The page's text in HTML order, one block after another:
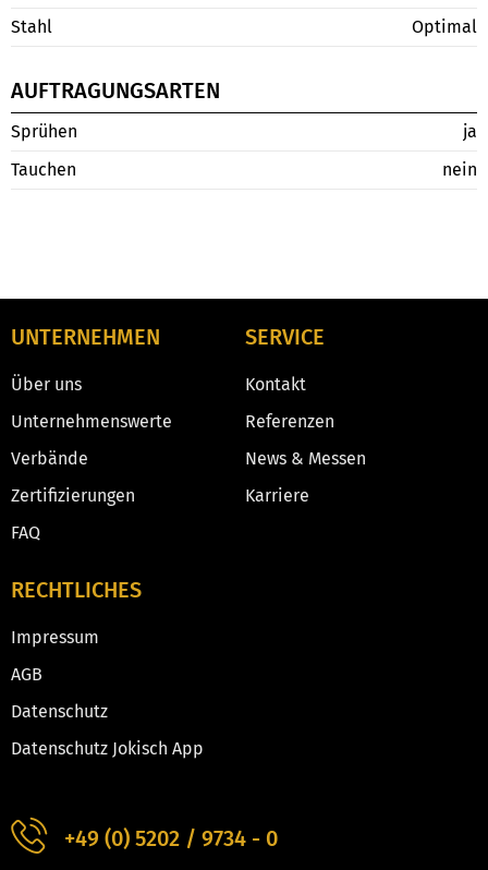
Stahl
Optimal
AUFTRAGUNGSARTEN
Sprühen
ja
Tauchen
nein
UNTERNEHMEN
Über uns
Unternehmenswerte
Verbände
Zertifizierungen
FAQ
SERVICE
Kontakt
Referenzen
News & Messen
Karriere
RECHTLICHES
Impressum
AGB
Datenschutz
Datenschutz Jokisch App
+49 (0) 5202 / 9734 - 0